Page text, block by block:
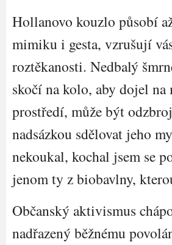
Hollanovo kouzlo působí
mimiku i gesta, vzrušují
roztěkanosti. Nedbalý
skočí na kolo, aby dojel
prostředí, může být
nadsázkou sdělovat jeho
nekoukal, kochal jsem se
jenom ty z biobavlny,
Občanský aktivismus
nadřazený běžnému